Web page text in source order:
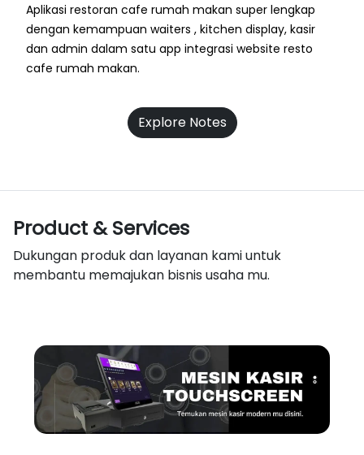
Aplikasi restoran cafe rumah makan super lengkap
dengan kemampuan waiters , kitchen display, kasir
dan admin dalam satu app integrasi website resto
cafe rumah makan.
Explore Notes
Product & Services
Dukungan produk dan layanan kami untuk
membantu memajukan bisnis usaha mu.